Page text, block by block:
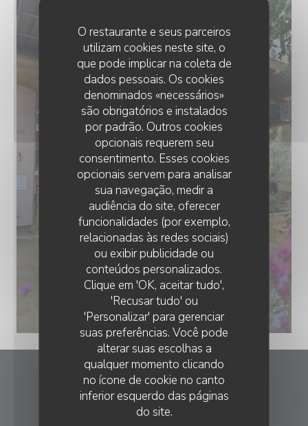
O restaurante e seus parceiros
utilizam cookies neste site, o
que pode implicar na coleta de
dados pessoais. Os cookies
denominados «necessários»
são obrigatórios e instalados
por padrão. Outros cookies
opcionais requerem seu
consentimento. Esses cookies
opcionais servem para analisar
sua navegação, medir a
audiência do site, oferecer
funcionalidades (por exemplo,
relacionadas às redes sociais)
ou exibir publicidade ou
conteúdos personalizados.
Clique em 'OK, aceitar tudo',
'Recusar tudo' ou
'Personalizar' para gerenciar
suas preferências. Você pode
alterar suas escolhas a
qualquer momento clicando
no ícone de cookie no canto
inferior esquerdo das páginas
do site.
La Table du Roy
11 Pl. Albert Laurent 13860 Peyrolles-en-Provence
LA TABLE DU ROY